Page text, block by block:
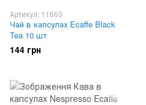
Артикул: 11663
Чай в капсулах Ecaffe Black
Tea 10 шт
144 грн